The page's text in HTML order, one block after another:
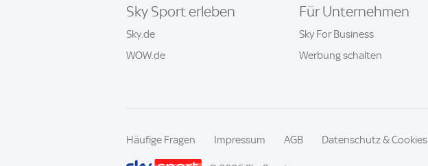
Sky Sport erleben
Sky.de
WOW.de
Für Unternehmen
Sky For Business
Werbung schalten
Häufige Fragen Impressum AGB Datenschutz & Cookies